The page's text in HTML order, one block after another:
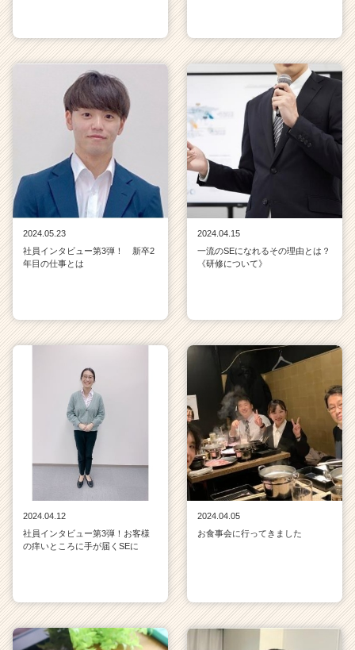
2024.05.23
社員インタビュー第3弾！ 新卒2
年目の仕事とは
2024.04.15
一流のSEになれるその理由とは？
《研修について》
2024.04.12
社員インタビュー第3弾！お客様
の痒いところに手が届くSEに
2024.04.05
お食事会に行ってきました